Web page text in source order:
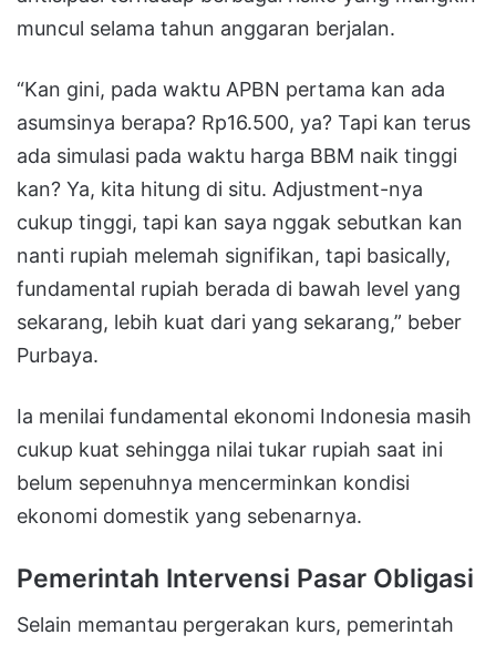
muncul selama tahun anggaran berjalan.
“Kan gini, pada waktu APBN pertama kan ada
asumsinya berapa? Rp16.500, ya? Tapi kan terus
ada simulasi pada waktu harga BBM naik tinggi
kan? Ya, kita hitung di situ. Adjustment-nya
cukup tinggi, tapi kan saya nggak sebutkan kan
nanti rupiah melemah signifikan, tapi basically,
fundamental rupiah berada di bawah level yang
sekarang, lebih kuat dari yang sekarang,” beber
Purbaya.
Ia menilai fundamental ekonomi Indonesia masih
cukup kuat sehingga nilai tukar rupiah saat ini
belum sepenuhnya mencerminkan kondisi
ekonomi domestik yang sebenarnya.
Pemerintah Intervensi Pasar Obligasi
Selain memantau pergerakan kurs, pemerintah